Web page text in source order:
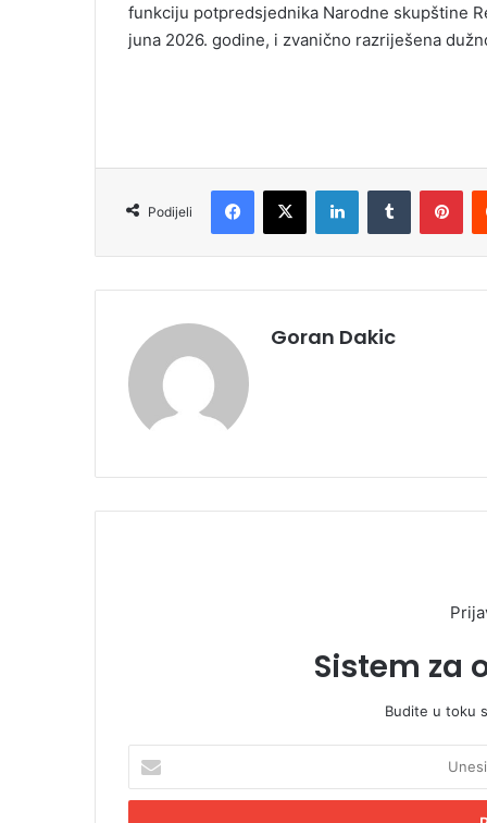
funkciju potpredsjednika Narodne skupštine
juna 2026. godine, i zvanično razriješena
Podijeli
Goran Dakic
Sistem za
Budite u toku
e